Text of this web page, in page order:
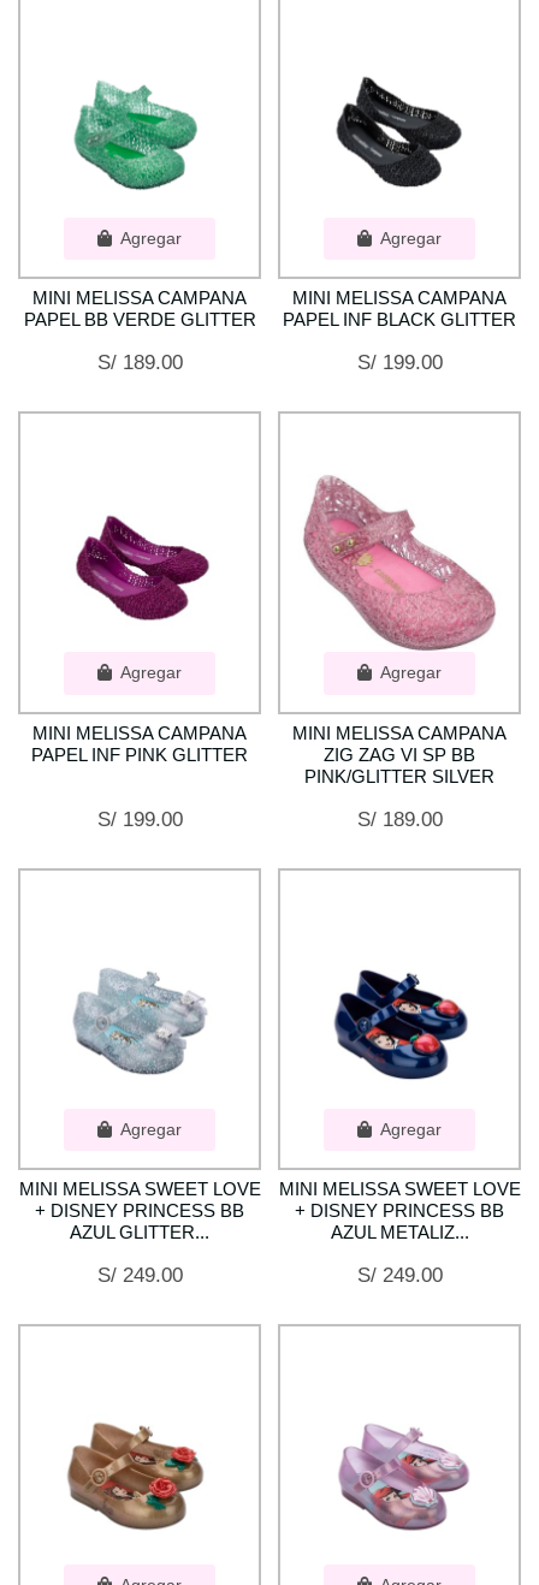
Agregar
MINI MELISSA CAMPANA
PAPEL BB VERDE GLITTER
S/ 189.00
Agregar
MINI MELISSA CAMPANA
PAPEL INF BLACK GLITTER
S/ 199.00
Agregar
MINI MELISSA CAMPANA
PAPEL INF PINK GLITTER
S/ 199.00
Agregar
MINI MELISSA CAMPANA
ZIG ZAG VI SP BB
PINK/GLITTER SILVER
S/ 189.00
Agregar
MINI MELISSA SWEET LOVE
+ DISNEY PRINCESS BB
AZUL GLITTER...
S/ 249.00
Agregar
MINI MELISSA SWEET LOVE
+ DISNEY PRINCESS BB
AZUL METALIZ...
S/ 249.00